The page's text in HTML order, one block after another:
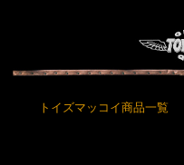
トイズマッコイ商品一覧